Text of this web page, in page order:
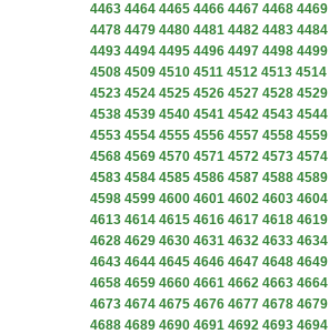
4463 4464 4465 4466 4467 4468 4469
4478 4479 4480 4481 4482 4483 4484
4493 4494 4495 4496 4497 4498 4499
4508 4509 4510 4511 4512 4513 4514
4523 4524 4525 4526 4527 4528 4529
4538 4539 4540 4541 4542 4543 4544
4553 4554 4555 4556 4557 4558 4559
4568 4569 4570 4571 4572 4573 4574
4583 4584 4585 4586 4587 4588 4589
4598 4599 4600 4601 4602 4603 4604
4613 4614 4615 4616 4617 4618 4619
4628 4629 4630 4631 4632 4633 4634
4643 4644 4645 4646 4647 4648 4649
4658 4659 4660 4661 4662 4663 4664
4673 4674 4675 4676 4677 4678 4679
4688 4689 4690 4691 4692 4693 4694